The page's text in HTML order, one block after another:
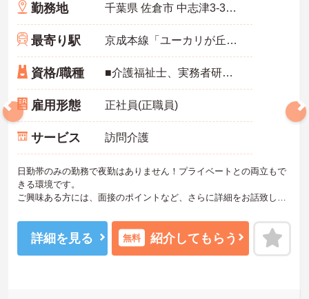
勤務地 千葉県 佐倉市 中志津3-34-11
最寄り駅 京成本線「ユーカリが丘駅」徒歩12分
資格/職種 ■介護福祉士、実務者研修（ホームヘルパー1級）、介護職員初任者研修（ホームヘルパー2級） ※普通自動車免許がある方は尚良し ※無資格者・未経験者応相談
雇用形態 正社員(正職員)
サービス 訪問介護
日勤帯のみの勤務で夜勤はありません！プライベートとの両立もで
きる環境です。
ご興味ある方には、面接のポイントなど、さらに詳細をお話致しま
詳細を見る 無料 紹介してもらう